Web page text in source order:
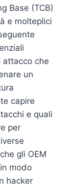
Base (TCB)
e molteplici
attacco che
un
capire
e quali
per
gli OEM
modo
hacker